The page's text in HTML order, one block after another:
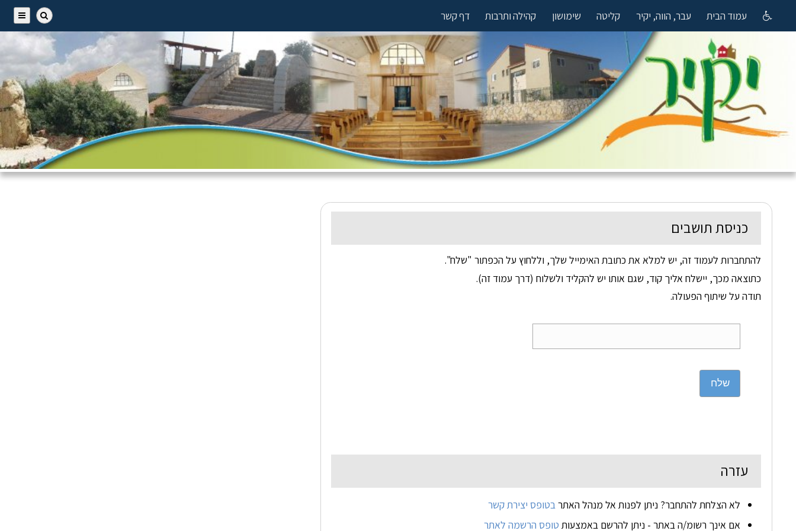
עמוד הבית עבר, הווה, יקיר קליטה שימושון קהילה ותרבות דף קשר
כניסת תושבים
להתחברות לעמוד זה, יש למלא את כתובת האימייל שלך, וללחוץ על הכפתור "שלח".
כתוצאה מכך, יישלח אליך קוד, שגם אותו יש להקליד ולשלוח (דרך עמוד זה).
תודה על שיתוף הפעולה.
שלח
עזרה
לא הצלחת להתחבר? ניתן לפנות אל מנהל האתרבטופס יצירת קשר
אם אינך רשומ/ה באתר - ניתן להרשם באמצעות טופס הרשמה לאתר